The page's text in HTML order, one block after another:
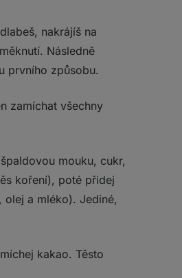
nakrájíš na
Následně
prvního způsobu.
zamíchat všechny
mouku, cukr,
koření), poté přidej
a mléko). Jediné,
kakao. Těsto